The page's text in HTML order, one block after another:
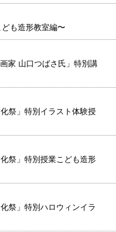
ども造形教室編〜
家 山口つばさ氏」特別講
祭」特別イラスト体験授
祭」特別授業こども造形
祭」特別ハロウィンイラ